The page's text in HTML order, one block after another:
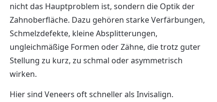
nicht das Hauptproblem ist, sondern die Optik der
Zahnoberfläche. Dazu gehören starke Verfärbungen,
Schmelzdefekte, kleine Absplitterungen,
ungleichmäßige Formen oder Zähne, die trotz guter
Stellung zu kurz, zu schmal oder asymmetrisch
wirken.
Hier sind Veneers oft schneller als Invisalign.